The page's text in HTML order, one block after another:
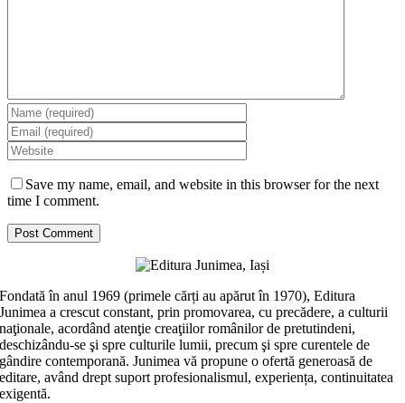
Save my name, email, and website in this browser for the next
time I comment.
Fondată în anul 1969 (primele cărți au apărut în 1970), Editura
Junimea a crescut constant, prin promovarea, cu precădere, a culturii
naţionale, acordând atenţie creaţiilor românilor de pretutindeni,
deschizându-se şi spre culturile lumii, precum şi spre curentele de
gândire contemporană. Junimea vă propune o ofertă generoasă de
editare, având drept suport profesionalismul, experiența, continuitatea
exigentă.